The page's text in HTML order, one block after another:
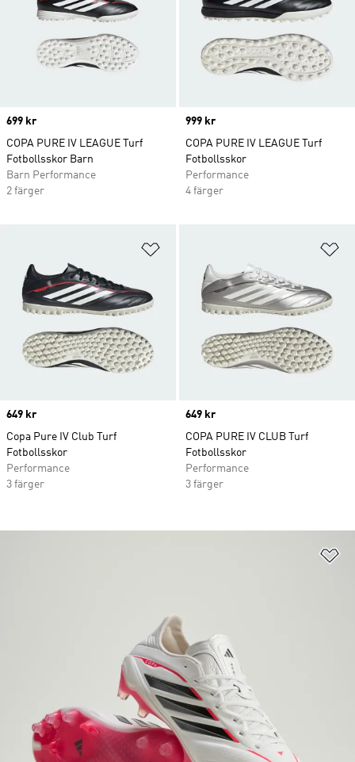
Price
699 kr
COPA PURE IV LEAGUE Turf
Fotbollsskor Barn
Barn Performance
2 färger
Price
999 kr
COPA PURE IV LEAGUE Turf
Fotbollsskor
Performance
4 färger
Price
649 kr
Copa Pure IV Club Turf
Fotbollsskor
Performance
3 färger
Price
649 kr
COPA PURE IV CLUB Turf
Fotbollsskor
Performance
3 färger